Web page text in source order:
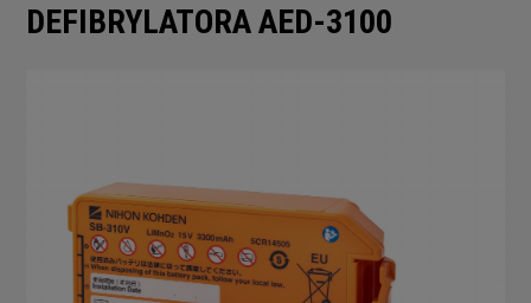
DEFIBRYLATORA AED-3100